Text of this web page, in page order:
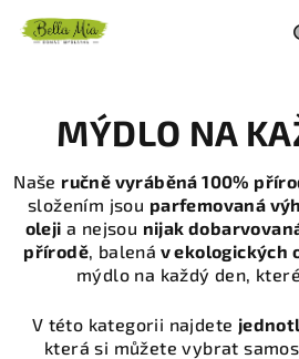
MÝDLO NA
Naše ručně vyráběná 100%
složením jsou parfemovaná
oleji a nejsou nijak
přírodě, balená v ekologických
mýdlo na každý den,
V této kategorii najdete
která si můžete vybrat